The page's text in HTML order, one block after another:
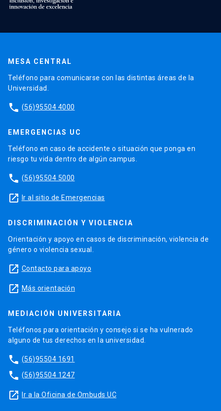
MESA CENTRAL
Teléfono para comunicarse con las distintas áreas de la
Universidad.
phone (56)95504 4000
EMERGENCIAS UC
Teléfono en caso de accidente o situación que ponga en
riesgo tu vida dentro de algún campus.
phone (56)95504 5000
launch Ir al sitio de Emergencias
DISCRIMINACIÓN Y VIOLENCIA
Orientación y apoyo en casos de discriminación, violencia de
género o violencia sexual.
launch Contacto para apoyo
launch Más orientación
MEDIACIÓN UNIVERSITARIA
Teléfonos para orientación y consejo si se ha vulnerado
alguno de tus derechos en la universidad.
phone (56)95504 1691
phone (56)95504 1247
launch Ir a la Oficina de Ombuds UC